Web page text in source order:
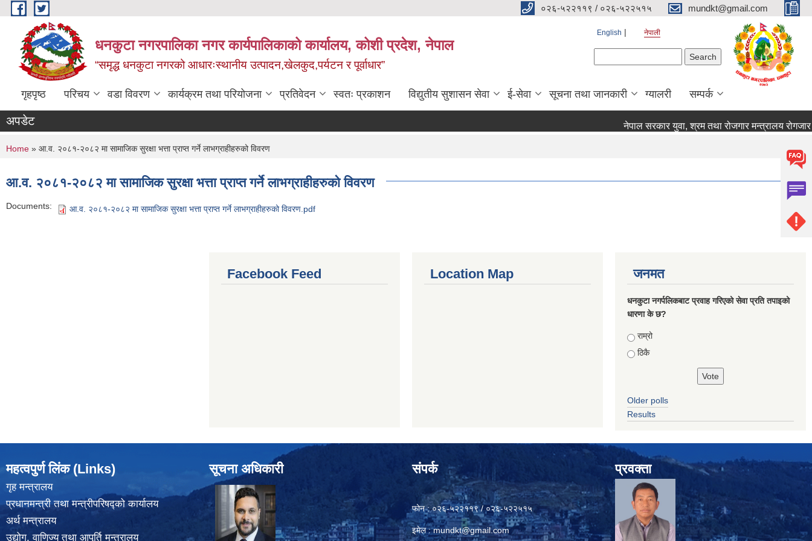
Skip to main content ०२६-५२२११९ / ०२६-५२२५१५ mundkt@gmail.com
धनकुटा नगरपालिका नगर कार्यपालिकाको कार्यालय, कोशी प्रदेश, नेपाल
“समृद्ध धनकुटा नगरको आधारःस्थानीय उत्पादन,खेलकुद,पर्यटन र पूर्वाधार”
English नेपाली
गृहपृष्ठ परिचय वडा विवरण कार्यक्रम तथा परियोजना प्रतिवेदन स्वतः प्रकाशन विद्य‍ुतीय सुशासन सेवा ई-सेवा सूचना तथा जानकारी ग्यालरी सम्पर्क
अपडेट नेपाल सरकार युवा, श्रम तथा रोजगार मन्त्रालय रोगजार
You are here
Home » आ.व. २०८१-२०८२ मा सामाजिक सुरक्षा भत्ता प्राप्त गर्ने लाभग्राहीहरुको विवरण
आ.व. २०८१-२०८२ मा सामाजिक सुरक्षा भत्ता प्राप्त गर्ने लाभग्राहीहरुको विवरण
Documents: आ.व. २०८१-२०८२ मा सामाजिक सुरक्षा भत्ता प्राप्त गर्ने लाभग्राहीहरुको विवरण.pdf
Facebook Feed Location Map जनमत
धनकुटा नगर्पलिकबाट प्रवाह गरिएको सेवा प्रति तपाइको
धारणा के छ?
Choices
राम्रो
ठिकै
Older polls
Results
महत्वपुर्ण लिंक (Links)
गृह मन्त्रालय
प्रधानमन्त्री तथा मन्त्रीपरिषद्को कार्यालय
अर्थ मन्त्रालय
उद्योग, वाणिज्य तथा आपूर्ति मन्त्रालय
सूचना अधिकारी संपर्क
फोन : ०२६-५२२११९ / ०२६-५२२५१५
इमेल :mundkt@gmail.com
प्रवक्ता